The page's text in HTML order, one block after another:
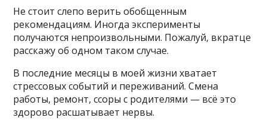
Не стоит слепо верить обобщенным
рекомендациям. Иногда эксперименты
получаются непроизвольными. Пожалуй, вкратце
расскажу об одном таком случае.
В последние месяцы в моей жизни хватает
стрессовых событий и переживаний. Смена
работы, ремонт, ссоры с родителями — всё это
здорово расшатывает нервы.